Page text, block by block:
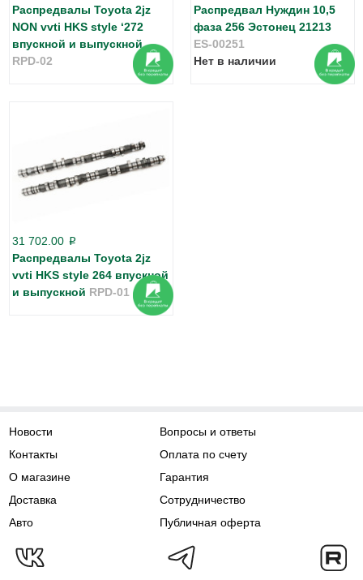
Распредвалы Toyota 2jz
NON vvti HKS style ‘272
впускной и выпускной
RPD-02
Распредвал Нуждин 10,5
фаза 256 Эстонец 21213
ES-00251
Нет в наличии
31 702.00 p
Распредвалы Toyota 2jz
vvti HKS style 264 впускной
и выпускной RPD-01
Новости
Контакты
О магазине
Доставка
Авто
Вопросы и ответы
Оплата по счету
Гарантия
Сотрудничество
Публичная оферта